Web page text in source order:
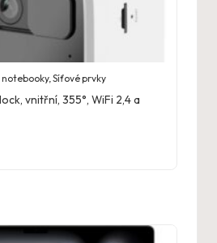
notebooky,Síťové prvky
vnitřní, 355°, WiFi 2,4 a